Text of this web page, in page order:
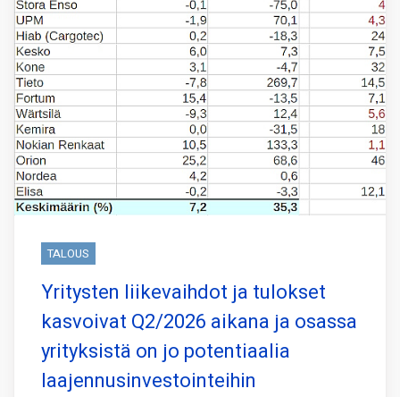
TALOUS
Yritysten liikevaihdot ja tulokset
kasvoivat Q2/2026 aikana ja osassa
yrityksistä on jo potentiaalia
laajennusinvestointeihin